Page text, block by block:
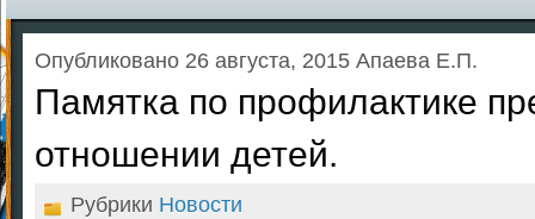
Опубликовано 26 августа, 2015 Апаева Е.П.
Памятка по профилактике
отношении детей.
Рубрики Новости